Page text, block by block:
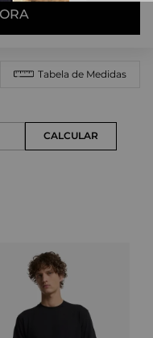
Tabela de Medidas